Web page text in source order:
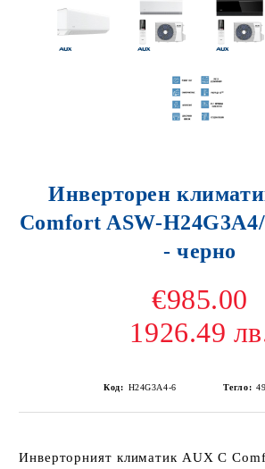
Инверторен
Comfort ASW-
- черно
€985.00
1926.49
Код: H24G3A4-6 Тегло:
Инверторният климатик AUX C